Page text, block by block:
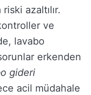
azaltılır.
ve
lavabo
erkenden
gideri
acil müdahale